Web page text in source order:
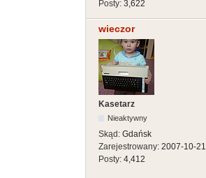
Posty: 3,622
wieczor
Kasetarz
Nieaktywny
Skąd: Gdańsk
Zarejestrowany: 2007-10-21
Posty: 4,412